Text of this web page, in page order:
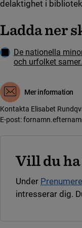
delaktighet i
Ladda ner
Ladda ner
De nationella
och urfolket
Mer information
Kontakta Elisabet
E-post:
Vill du
Under
intresserar dig.